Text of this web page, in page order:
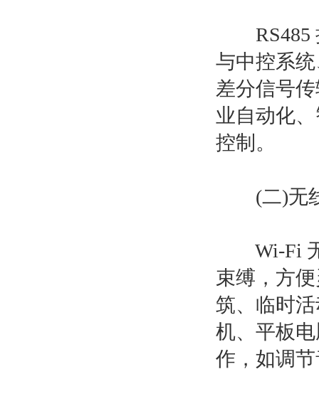
RS485
与中控系
差分信号
业自动化
控制。​
(二)无
Wi-Fi 无
束缚，方
筑、临时
机、平板
作，如调